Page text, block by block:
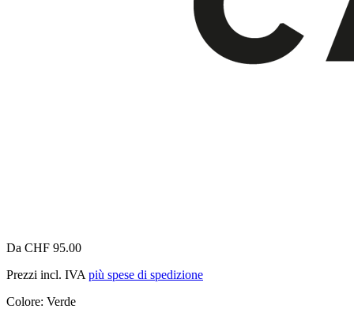
Da CHF 95.00
Prezzi incl. IVA più spese di spedizione
Colore: Verde